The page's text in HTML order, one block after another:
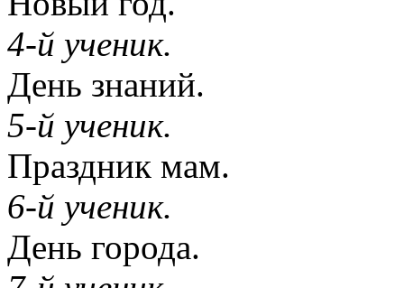
4-й ученик.
День знаний.
5-й ученик.
Праздник мам.
6-й ученик.
День города.